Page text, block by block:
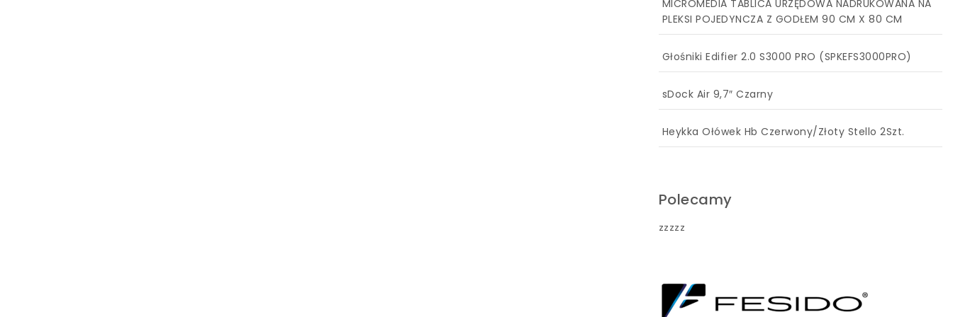
MICROMEDIA TABLICA URZĘDOWA NADRUKOWANA NA
PLEKSI POJEDYNCZA Z GODŁEM 90 CM X 80 CM
Głośniki Edifier 2.0 S3000 PRO (SPKEFS3000PRO)
sDock Air 9,7″ Czarny
Heykka Ołówek Hb Czerwony/Złoty Stello 2Szt.
Polecamy
zzzzz